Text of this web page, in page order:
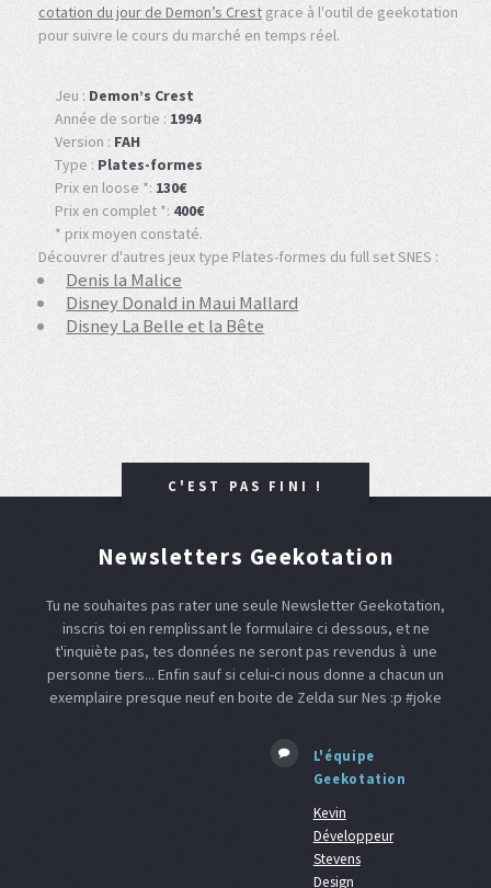
cotation du jour de Demon’s Crest grace à l'outil de geekotation
pour suivre le cours du marché en temps réel.
Jeu : Demon’s Crest
Année de sortie : 1994
Version : FAH
Type : Plates-formes
Prix en loose *: 130€
Prix en complet *: 400€
* prix moyen constaté.
Découvrer d'autres jeux type Plates-formes du full set SNES :
Denis la Malice
Disney Donald in Maui Mallard
Disney La Belle et la Bête
C'EST PAS FINI !
Newsletters Geekotation
Tu ne souhaites pas rater une seule Newsletter Geekotation,
inscris toi en remplissant le formulaire ci dessous, et ne
t'inquiète pas, tes données ne seront pas revendus à une
personne tiers... Enfin sauf si celui-ci nous donne a chacun un
exemplaire presque neuf en boite de Zelda sur Nes :p #joke
L'équipe
Geekotation
Kevin
Développeur
Stevens
Design